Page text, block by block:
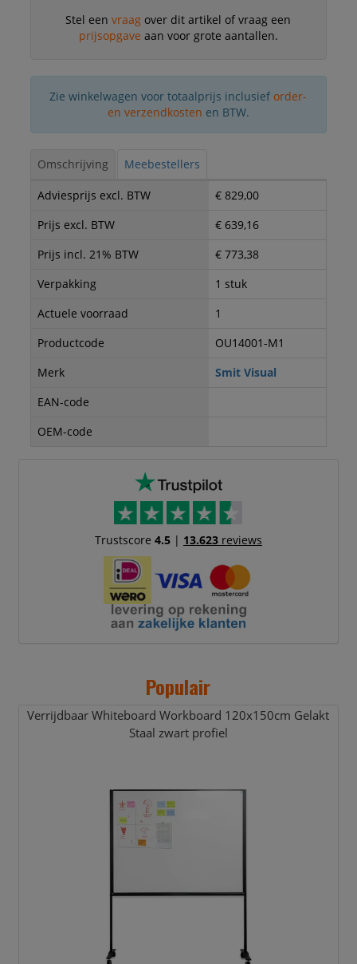
Stel eenvraag over dit artikel of vraag een
prijsopgave aan voor grote aantallen.
Zie winkelwagen voor totaalprijs inclusief order-
en verzendkosten en BTW.
Omschrijving Meebestellers
Adviesprijs excl. BTW
€ 829,00
Prijs excl. BTW
€ 639,16
Prijs incl. 21% BTW
€ 773,38
Verpakking
1 stuk
Actuele voorraad
1
Productcode
OU14001-M1
Merk
Smit Visual
EAN-code
OEM-code
Trustscore 4.5| 13.623reviews
Populair
Verrijdbaar Whiteboard Workboard 120x150cm Gelakt
Staal zwart profiel